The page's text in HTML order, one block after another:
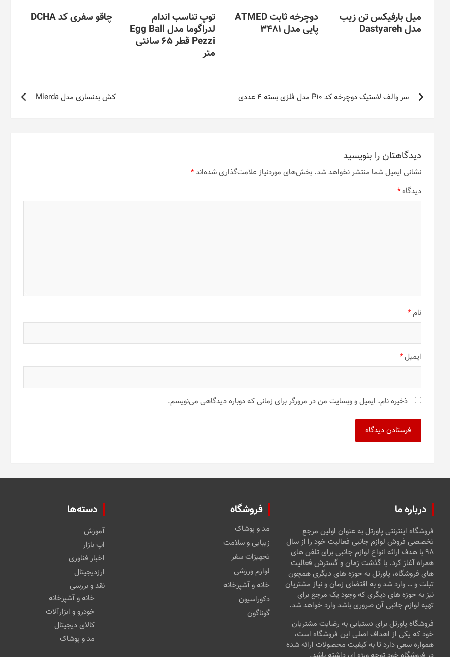
میل بارفیکس تن زیب
مدل Dastyareh
دوچرخه ثابت ATMED
پایی مدل 3481
توپ تناسب اندام
لدراگوما مدل Egg Ball
Pezzi قطر 65 سانتی
متر
چاقو سفری کد DCHA
راهبری
نوشتهسر والف لاستیک دوچرخه کد P10 مدل فلزی بسته 4 عددی کش بدنسازی مدل Mierda
دیدگاهتان را بنویسید
نشانی ایمیل شما منتشر نخواهد شد. بخش‌های موردنیاز علامت‌گذاری شده‌اند*
دیدگاه*
نام*
ایمیل*
ذخیره نام، ایمیل و وبسایت من در مرورگر برای زمانی که دوباره دیدگاهی می‌نویسم.
درباره ما
فروشگاه اینترنتی پاورتل به عنوان اولین مرجع
تخصصی فروش لوازم جانبی فعالیت خود را از سال
۹۸ با هدف ارائه انواع لوازم جانبی برای تلفن های
همراه آغاز کرد. با گذشت زمان و گسترش فعالیت
های فروشگاه، پاورتل به حوزه های دیگری همچون
تبلت و … وارد شد و به اقتضای زمان و نیاز مشتریان
نیز به حوزه های دیگری که وجود یک مرجع برای
تهیه لوازم جانبی آن ضروری باشد وارد خواهد شد.
فروشگاه پاورتل برای دستیابی به رضایت مشتریان
خود که یکی از اهداف اصلی این فروشگاه است،
همواره سعی دارد تا به کیفیت محصولات ارائه شده
فروشگاه
مد و پوشاک
زیبایی و سلامت
تجهیزات سفر
لوازم ورزشی
خانه و آشپزخانه
دکوراسیون
گوناگون
دسته‌ها
آموزش
اپ بازار
اخبار فناوری
ارزدیجیتال
نقد و بررسی
خانه و آشپزخانه
خودرو و ابزارآلات
کالای دیجیتال
مد و پوشاک